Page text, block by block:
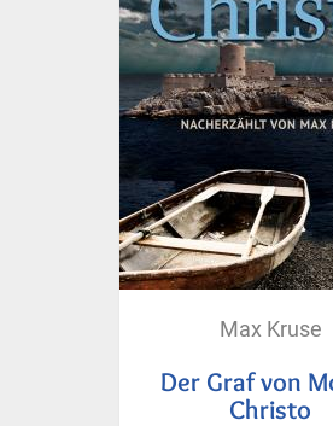
Max Kruse
Der Graf von
Christo